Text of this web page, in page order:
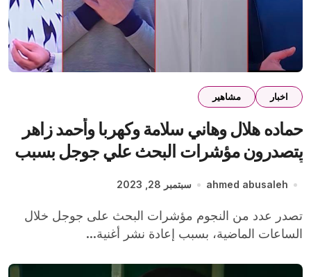
اخبار مشاهير
حماده هلال وهاني سلامة وكهربا وأحمد زاهر
يتصدرون مؤشرات البحث علي جوجل بسبب
ahmed abusaleh سبتمبر 28, 2023
تصدر عدد من النجوم مؤشرات البحث على جوجل خلال
الساعات الماضية، بسبب إعادة نشر أغنية...